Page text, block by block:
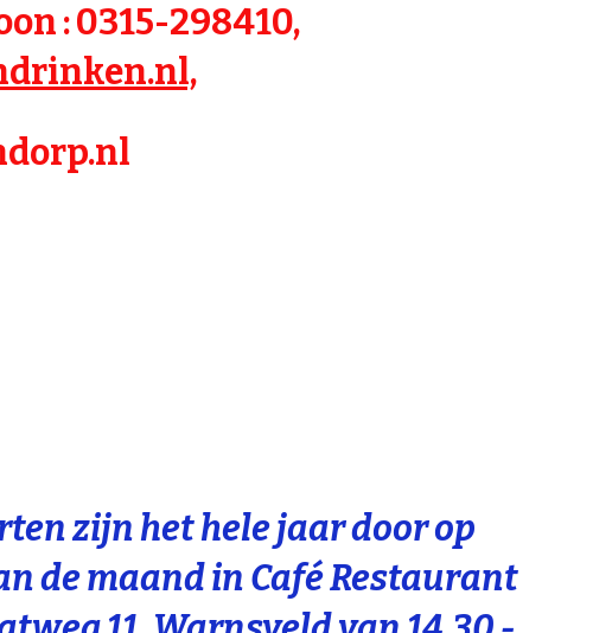
: 0315-298410,
zijn het hele jaar door op
de maand in Café Restaurant